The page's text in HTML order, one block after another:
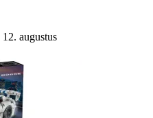
augustus